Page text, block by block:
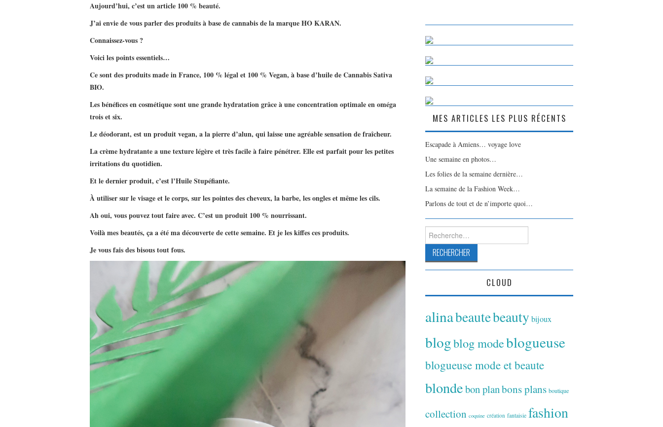
Aujourd’hui, c’est un article 100 % beauté.
J’ai envie de vous parler des produits à base de cannabis de la marque HO KARAN.
Connaissez-vous ?
Voici les points essentiels…
Ce sont des produits made in France, 100 % légal et 100 % Vegan, à base d’huile de Cannabis Sativa
BIO.
Les bénéfices en cosmétique sont une grande hydratation grâce à une concentration optimale en oméga
trois et six.
Le déodorant, est un produit vegan, a la pierre d’alun, qui laisse une agréable sensation de fraîcheur.
La crème hydratante a une texture légère et très facile à faire pénétrer. Elle est parfait pour les petites
irritations du quotidien.
Et le dernier produit, c’est l’Huile Stupéfiante.
À utiliser sur le visage et le corps, sur les pointes des cheveux, la barbe, les ongles et même les cils.
Ah oui, vous pouvez tout faire avec. C’est un produit 100 % nourrissant.
Voilà mes beautés, ça a été ma découverte de cette semaine. Et je les kiffes ces produits.
Je vous fais des bisous tout fous.
MES ARTICLES LES PLUS RÉCENTS
Escapade à Amiens… voyage love
Une semaine en photos…
Les folies de la semaine dernière…
La semaine de la Fashion Week…
Parlons de tout et de n’importe quoi…
Rechercher :
CLOUD
alinabeautebeauty bijoux
blogblog modeblogueuse
blogueuse mode et beaute
blondebon planbons plans boutique
collection coquine création fantaisie fashion